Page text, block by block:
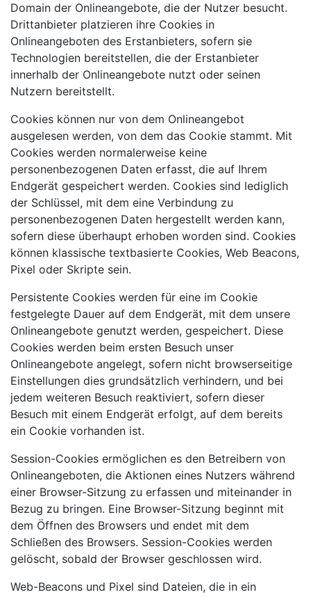
Domain der Onlineangebote, die der Nutzer besucht.
Drittanbieter platzieren ihre Cookies in
Onlineangeboten des Erstanbieters, sofern sie
Technologien bereitstellen, die der Erstanbieter
innerhalb der Onlineangebote nutzt oder seinen
Nutzern bereitstellt.
Cookies können nur von dem Onlineangebot
ausgelesen werden, von dem das Cookie stammt. Mit
Cookies werden normalerweise keine
personenbezogenen Daten erfasst, die auf Ihrem
Endgerät gespeichert werden. Cookies sind lediglich
der Schlüssel, mit dem eine Verbindung zu
personenbezogenen Daten hergestellt werden kann,
sofern diese überhaupt erhoben worden sind. Cookies
können klassische textbasierte Cookies, Web Beacons,
Pixel oder Skripte sein.
Persistente Cookies werden für eine im Cookie
festgelegte Dauer auf dem Endgerät, mit dem unsere
Onlineangebote genutzt werden, gespeichert. Diese
Cookies werden beim ersten Besuch unser
Onlineangebote angelegt, sofern nicht browserseitige
Einstellungen dies grundsätzlich verhindern, und bei
jedem weiteren Besuch reaktiviert, sofern dieser
Besuch mit einem Endgerät erfolgt, auf dem bereits
ein Cookie vorhanden ist.
Session-Cookies ermöglichen es den Betreibern von
Onlineangeboten, die Aktionen eines Nutzers während
einer Browser-Sitzung zu erfassen und miteinander in
Bezug zu bringen. Eine Browser-Sitzung beginnt mit
dem Öffnen des Browsers und endet mit dem
Schließen des Browsers. Session-Cookies werden
gelöscht, sobald der Browser geschlossen wird.
Web-Beacons und Pixel sind Dateien, die in ein